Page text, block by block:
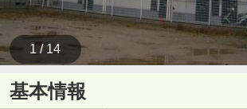
1 / 14
基本情報